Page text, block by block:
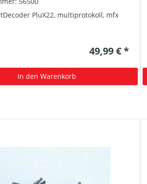
PluX22, multiprotokoll, mfx
49,99 € *
In den Warenkorb